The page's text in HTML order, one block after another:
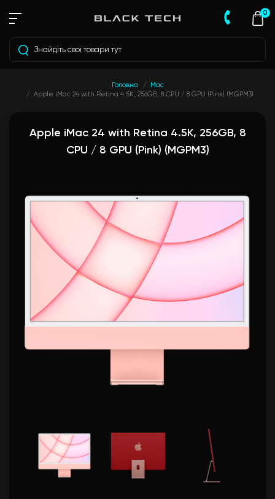
0
Головна
Mac
Apple iMac 24 with Retina 4.5K, 256GB, 8 CPU / 8 GPU (Pink) (MGPM3)
Apple iMac 24 with Retina 4.5K, 256GB, 8
CPU / 8 GPU (Pink) (MGPM3)